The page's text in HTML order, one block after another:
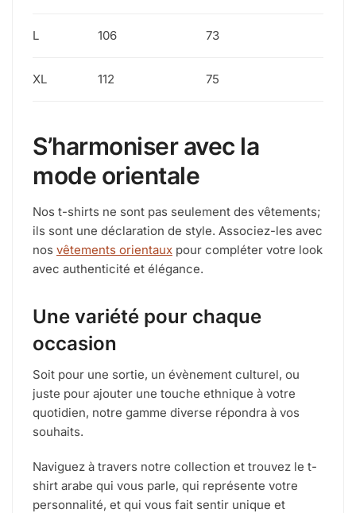
L 106 73
XL 112 75
S’harmoniser avec la
mode orientale
Nos t-shirts ne sont pas seulement des vêtements;
ils sont une déclaration de style. Associez-les avec
nos vêtements orientaux pour compléter votre look
avec authenticité et élégance.
Une variété pour chaque
occasion
Soit pour une sortie, un évènement culturel, ou
juste pour ajouter une touche ethnique à votre
quotidien, notre gamme diverse répondra à vos
souhaits.
Naviguez à travers notre collection et trouvez le t-
shirt arabe qui vous parle, qui représente votre
personnalité, et qui vous fait sentir unique et